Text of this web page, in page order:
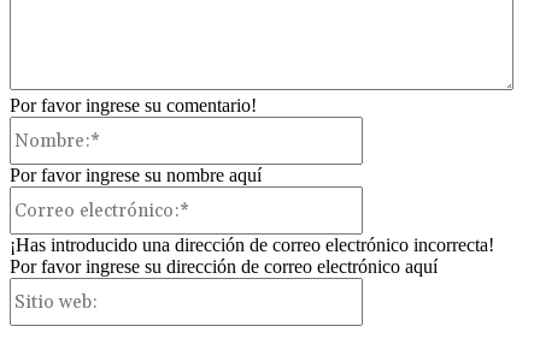
Por favor ingrese su comentario!
Por favor ingrese su nombre aquí
¡Has introducido una dirección de correo electrónico incorrecta!
Por favor ingrese su dirección de correo electrónico aquí